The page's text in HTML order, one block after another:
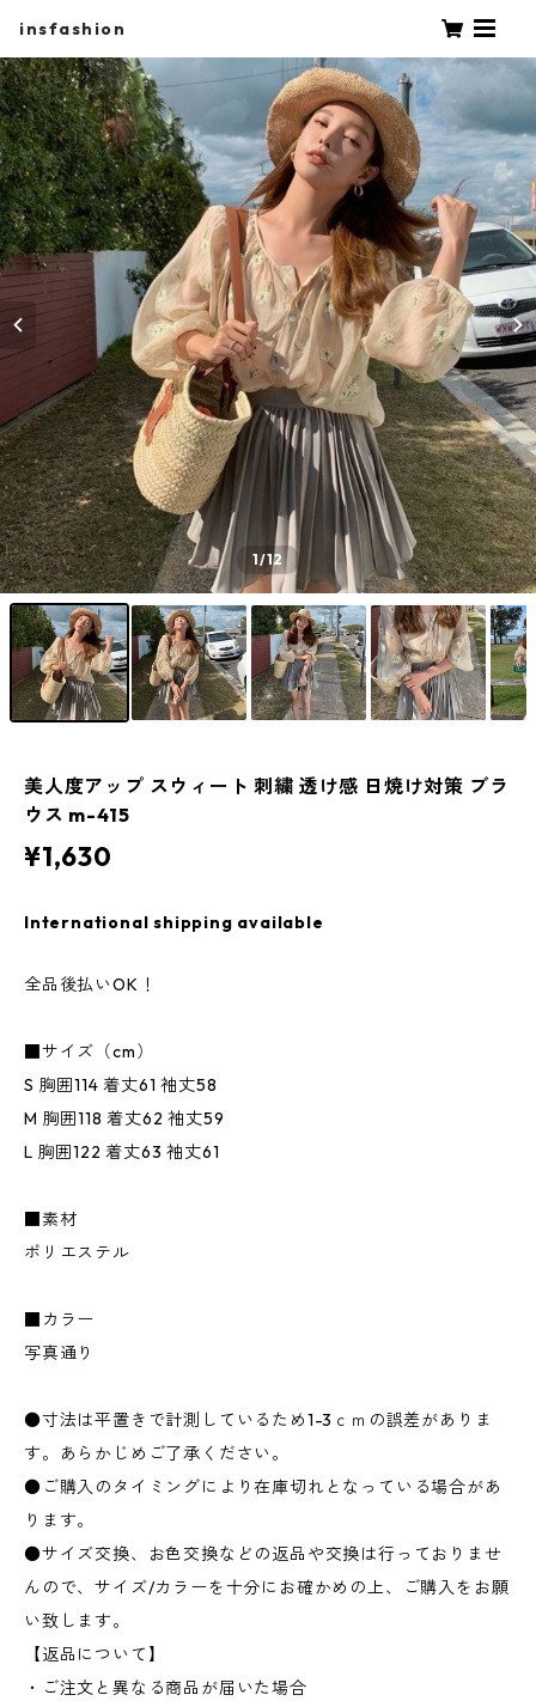
insfashion
1/12
美人度アップ スウィート 刺繍 透け感 日焼け対策 ブラ
ウス m-415
¥1,630
International shipping available
全品後払いOK！
■サイズ（cm）
S 胸囲114 着丈61 袖丈58
M 胸囲118 着丈62 袖丈59
L 胸囲122 着丈63 袖丈61
■素材
ポリエステル
■カラー
写真通り
●寸法は平置きで計測しているため1-3ｃｍの誤差がありま
す。あらかじめご了承ください。
●ご購入のタイミングにより在庫切れとなっている場合があ
ります。
●サイズ交換、お色交換などの返品や交換は行っておりませ
んので、サイズ/カラーを十分にお確かめの上、ご購入をお願
い致します。
【返品について】
・ご注文と異なる商品が届いた場合